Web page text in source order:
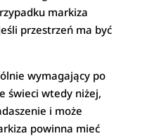
markiza
przestrzeń ma być
wymagający po
świeci wtedy niżej,
i może
powinna mieć